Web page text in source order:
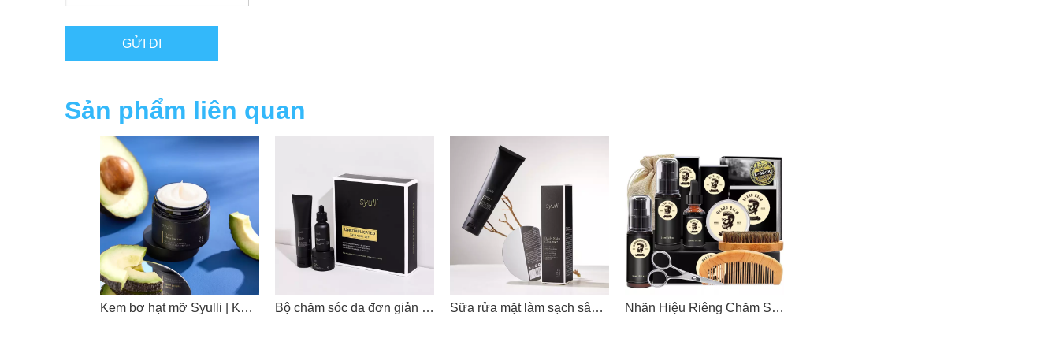
GỬI ĐI
Sản phẩm liên quan
Kem bơ hạt mỡ Syulli | Kem dưỡng ẩm mặt | Thích hợp cho da khô Bộ chăm sóc da đơn giản Syulli dành cho nam - 3 sản phẩm Sữa rửa mặt làm sạch sâu nhẹ nhàng Nhãn Hiệu Riêng Chăm Sóc Râu Dưỡng Lược Bộ Rửa Dầu Gội Dầu Xả Serum Tạo Kiểu Tinh Dầu Mọc Nam Chải Lông Bộ Dành Cho Tóc Mặt